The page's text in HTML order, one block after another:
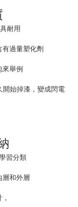
耐用
有過量塑化劑
來舉例
開始掉漆，變成閃電
習分類
層和外層